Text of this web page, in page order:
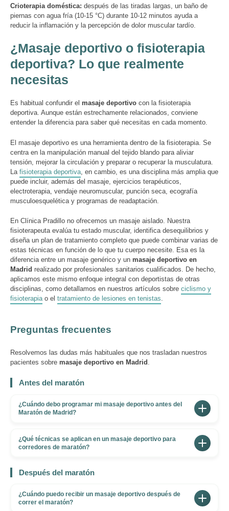
Crioterapia doméstica: después de las tiradas largas, un baño de
piernas con agua fría (10-15 °C) durante 10-12 minutos ayuda a
reducir la inflamación y la percepción de dolor muscular tardío.
¿Masaje deportivo o fisioterapia
deportiva? Lo que realmente
necesitas
Es habitual confundir el masaje deportivo con la fisioterapia
deportiva. Aunque están estrechamente relacionados, conviene
entender la diferencia para saber qué necesitas en cada momento.
El masaje deportivo es una herramienta dentro de la fisioterapia. Se
centra en la manipulación manual del tejido blando para aliviar
tensión, mejorar la circulación y preparar o recuperar la musculatura.
La fisioterapia deportiva , en cambio, es una disciplina más amplia que
puede incluir, además del masaje, ejercicios terapéuticos,
electroterapia, vendaje neuromuscular, punción seca, ecografía
musculoesquelética y programas de readaptación.
En Clínica Pradillo no ofrecemos un masaje aislado. Nuestra
fisioterapeuta evalúa tu estado muscular, identifica desequilibrios y
diseña un plan de tratamiento completo que puede combinar varias de
estas técnicas en función de lo que tu cuerpo necesite. Esa es la
diferencia entre un masaje genérico y un masaje deportivo en
Madrid realizado por profesionales sanitarios cualificados. De hecho,
aplicamos este mismo enfoque integral con deportistas de otras
disciplinas, como detallamos en nuestros artículos sobre ciclismo y
fisioterapiao el tratamiento de lesiones en tenistas.
Preguntas frecuentes
Resolvemos las dudas más habituales que nos trasladan nuestros
pacientes sobre masaje deportivo en Madrid .
Antes del maratón
¿Cuándo debo programar mi masaje deportivo antes del
Maratón de Madrid?
semanas antes es el momento ideal para sesiones de
margen para recuperarse. De 7 a 10 días antes es la
antes solo aplicamos técnicas suaves —masaje
superficial de activación, movilización articular y
¿Qué técnicas se aplican en un masaje deportivo para
corredores de maratón?
las necesidades de cada corredor: descarga muscular
profunda para reducir el tono y eliminar adherencias
fasciales, liberación miofascial para recuperar el rango
Después del maratón
¿Cuándo puedo recibir un masaje deportivo después de
correr el maratón?